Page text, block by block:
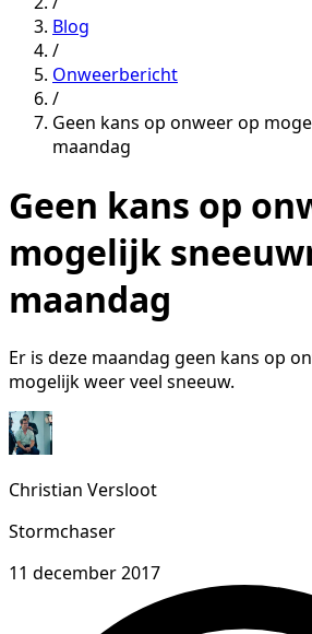
Blog
/
Onweerbericht
/
Geen kans op onweer op
maandag
Geen kans op
mogelijk
maandag
Er is deze maandag geen kans op
mogelijk weer veel sneeuw.
Christian Versloot
Stormchaser
11 december 2017